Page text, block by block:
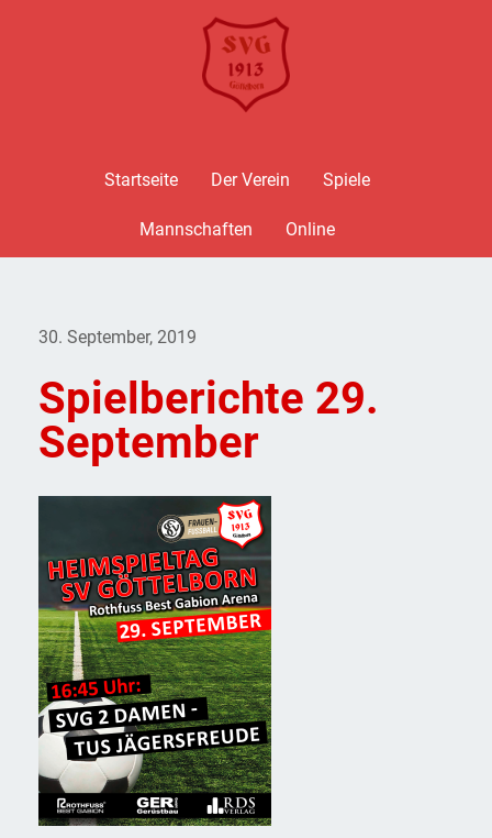
Startseite Der Verein Spiele
Mannschaften Online
30. September, 2019
Spielberichte 29.
September